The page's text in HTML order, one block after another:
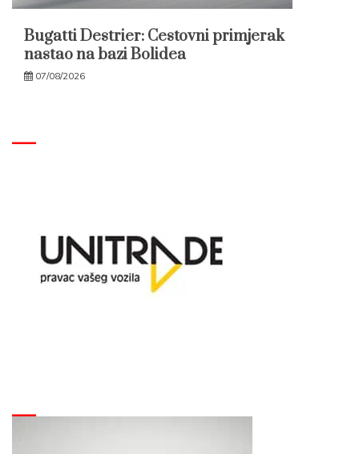
Bugatti Destrier: Cestovni primjerak
nastao na bazi Bolidea
07/08/2026